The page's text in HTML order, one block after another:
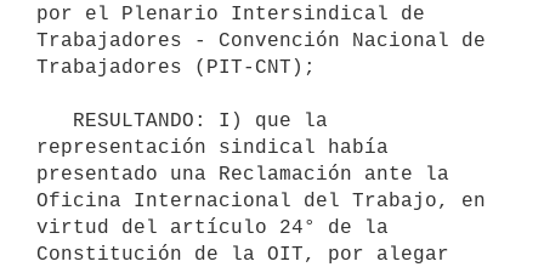
por el Plenario Intersindical de
Trabajadores - Convención Nacional de
Trabajadores (PIT-CNT);
representación sindical había
presentado una Reclamación ante la
Oficina Internacional del Trabajo, en
virtud del artículo 24° de la
Constitución de la OIT, por alegar